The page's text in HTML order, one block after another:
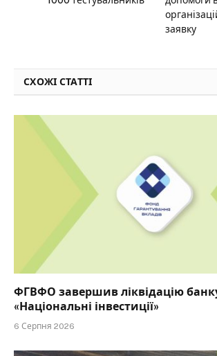
заявку
СХОЖІ СТАТТІ
ФГВФО завершив ліквідацію
«Національні інвестиції»
6 Серпня 2026